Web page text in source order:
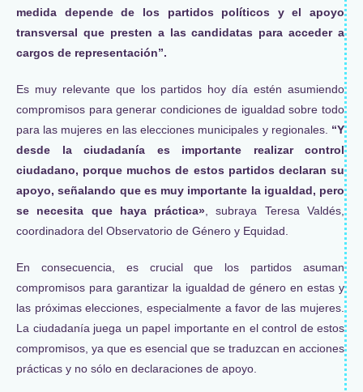
medida depende de los partidos políticos y el apoyo
transversal que presten a las candidatas para acceder a
cargos de representación”.
Es muy relevante que los partidos hoy día estén asumiendo
compromisos para generar condiciones de igualdad sobre todo
para las mujeres en las elecciones municipales y regionales. “Y
desde la ciudadanía es importante realizar control
ciudadano, porque muchos de estos partidos declaran su
apoyo, señalando que es muy importante la igualdad, pero
se necesita que haya práctica» , subraya Teresa Valdés,
coordinadora del Observatorio de Género y Equidad.
En consecuencia, es crucial que los partidos asuman
compromisos para garantizar la igualdad de género en estas y
las próximas elecciones, especialmente a favor de las mujeres.
La ciudadanía juega un papel importante en el control de estos
compromisos, ya que es esencial que se traduzcan en acciones
prácticas y no sólo en declaraciones de apoyo.